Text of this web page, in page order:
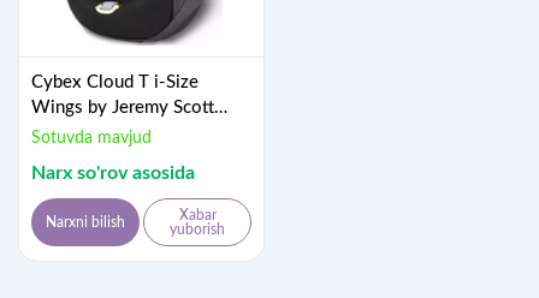
Cybex Cloud T i-Size
Wings by Jeremy Scott
avtokreslosi
Sotuvda mavjud
Narx so'rov asosida
Narxni bilish
Xabar
yuborish